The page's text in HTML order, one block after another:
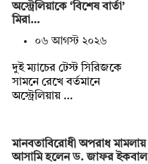
অস্ট্রেলিয়াকে ‘বিশেষ বার্তা’
মিরা…
০৬ আগস্ট ২০২৬
দুই ম্যাচের টেস্ট সিরিজকে
সামনে রেখে বর্তমানে
অস্ট্রেলিয়ায় …
মানবতাবিরোধী অপরাধ মামলায়
আসামি হলেন ড. জাফর ইকবাল